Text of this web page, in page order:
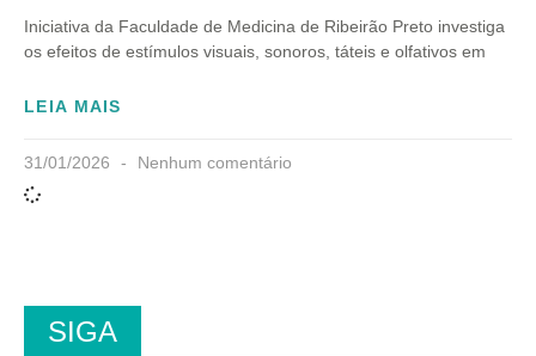
Iniciativa da Faculdade de Medicina de Ribeirão Preto investiga
os efeitos de estímulos visuais, sonoros, táteis e olfativos em
LEIA MAIS
31/01/2026 Nenhum comentário
SIGA